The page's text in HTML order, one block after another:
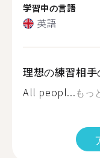
学習中の言語
英語
理想の練習相手
All peopl...もっ